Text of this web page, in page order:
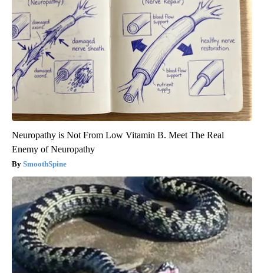
Neuropathy is Not From Low Vitamin B. Meet The Real
Enemy of Neuropathy
SmoothSpine